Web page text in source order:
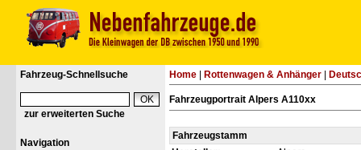
Fahrzeug-Schnellsuche
zur erweiterten Suche
Navigation
Home Rottenwagen & Anhänger
Fahrzeugportrait Alpers A110xx
Fahrzeugstamm